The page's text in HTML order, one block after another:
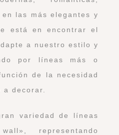
las más elegantes y
está en encontrar el
a nuestro estilo y
por líneas más o
de la necesidad
decorar.
variedad de líneas
representando